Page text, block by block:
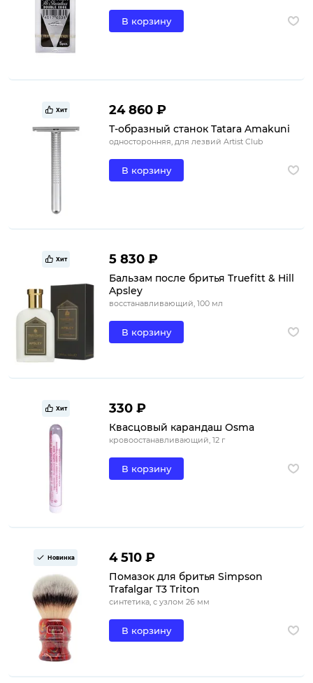
В корзину
Хит 24 860 ₽
Т-образный станок Tatara Amakuni
односторонняя, для лезвий Artist Club
В корзину
Хит 5 830 ₽
Бальзам после бритья Truefitt & Hill
Apsley
восстанавливающий, 100 мл
В корзину
Хит 330 ₽
Квасцовый карандаш Osma
кровоостанавливающий, 12 г
В корзину
Новинка 4 510 ₽
Помазок для бритья Simpson
Trafalgar T3 Triton
синтетика, с узлом 26 мм
В корзину